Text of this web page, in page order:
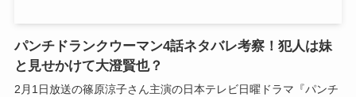
パンチドランクウーマン4話ネタバレ考察！犯人は妹
と見せかけて大澄賢也？
2月1日放送の篠原涼子さん主演の日本テレビ日曜ドラマ『パンチ